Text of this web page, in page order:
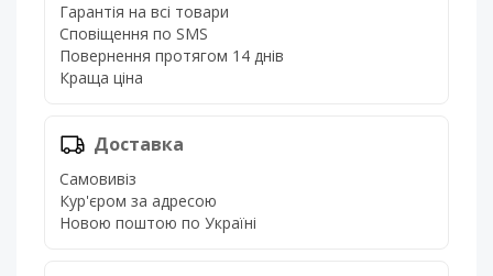
Гарантія на всі товари
Сповіщення по SMS
Повернення протягом 14 днів
Краща ціна
Доставка
Самовивіз
Кур'єром за адресою
Новою поштою по Україні